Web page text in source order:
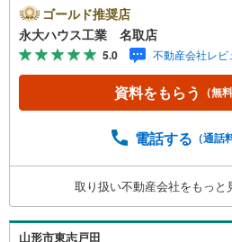
を大きく2つに分けてご紹介
建・マンション・土地…と種
ております。さらに教育施設
政などの地域情報を総合し、
していただけるよう、しっ
ます。2.＜経験豊富なスタ
ご相談はもちろん、ご購入時
店舗ではキッズスペースも完
で、ぜひお越しください。営
火・水曜日 ※店舗により変
すので、どうぞお気軽にお問
ゴールド推奨店
永大ハウス工業 名取店
5.0 不動産会社レビ
資料をもらう （無
電話する （通話
取り扱い不動産会社をもっと
山形市東志戸田